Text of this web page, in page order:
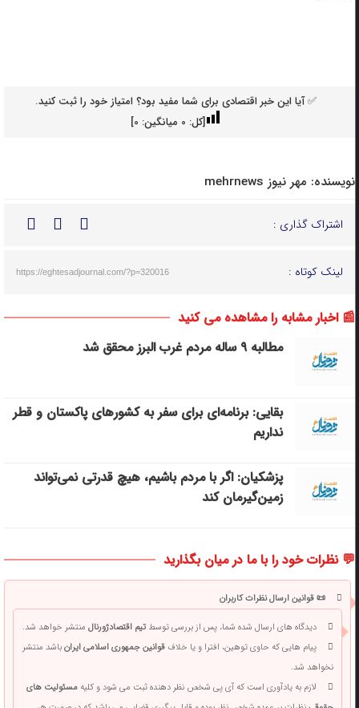
✅ آیا این خبر اقتصادی برای شما مفید بود؟ امتیاز خود را ثبت کنید.
[کل: 0میانگین: 0
]
نویسنده: مهر نیوز mehrnews
اشتراک گذاری :
لینک کوتاه : https://eghtesadjournal.com/?p=320016
📰 اخبار مشابه را مشاهده می کنید
مطالبه ۹ ساله مردم غرب البرز محقق شد
بقایی: برنامه‌ای برای سفر به کشورهای پاکستان و قطر
نداریم
پزشکیان: اگر با مردم باشیم، هیچ قدرتی نمی‌تواند
زمین‌گیرمان کند
💬 نظرات خود را با ما در میان بگذارید
📜 قوانین ارسال نظرات کاربران
دیدگاه های ارسال شده شما، پس از بررسی توسطتیم اقتصادژورنالمنتشر خواهد شد.
پیام هایی که حاوی توهین، افترا و یا خلافقوانین جمهوری اسلامی ایرانباشد منتشر
نخواهد شد.
لازم به یادآوری است که آی پی شخص نظر دهنده ثبت می شود و کلیهمسئولیت های